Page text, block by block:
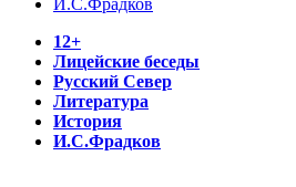
И.С.Фрадков
12+
Лицейские беседы
Русский Север
Литература
История
И.С.Фрадков